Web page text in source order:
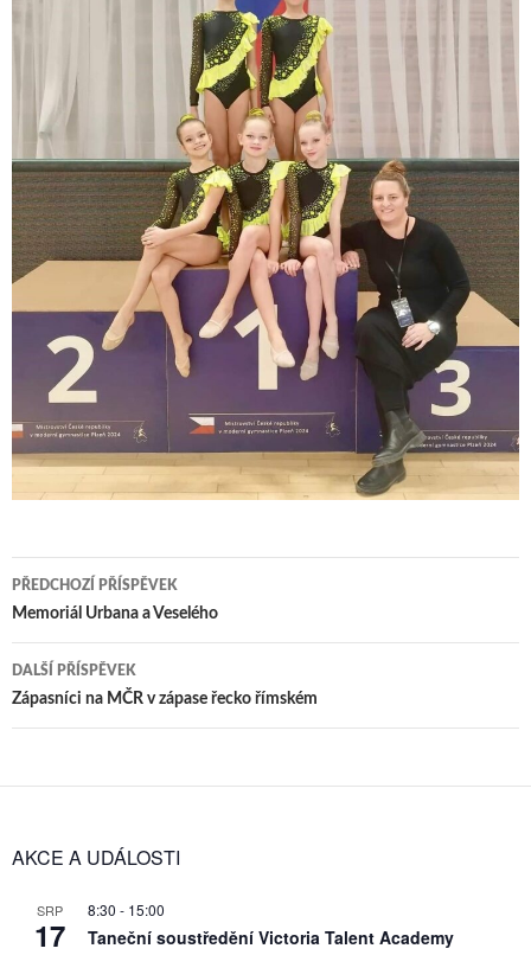
Navigace
pro
příspěvky
PŘEDCHOZÍ PŘÍSPĚVEK
Memoriál Urbana a Veselého
DALŠÍ PŘÍSPĚVEK
Zápasníci na MČR v zápase řecko římském
AKCE A UDÁLOSTI
SRP
17
8:30 - 15:00
Taneční soustředění Victoria Talent Academy